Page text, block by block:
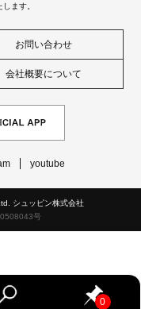
0
ます。
お問い合わせ
会社概要について
youtube
シュッピン株式会社
号